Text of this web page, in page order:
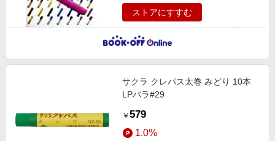
ストアにすすむ
サクラ クレパス太巻 みどり 10本
LPバラ#29
￥ 579
1.0%